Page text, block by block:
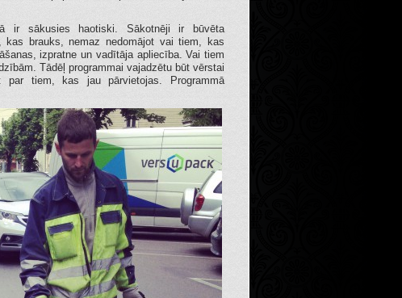
ir sākusies haotiski. Sākotnēji ir būvēta
brauks, nemaz nedomājot vai tiem, kas
izpratne un vadītāja apliecība. Vai tiem
Tādēļ programmai vajadzētu būt vērstai
par tiem, kas jau pārvietojas. Programmā